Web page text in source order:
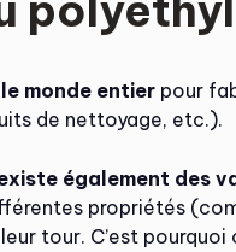
monde entier pour
de nettoyage, etc.).
également des
propriétés
tour. C’est